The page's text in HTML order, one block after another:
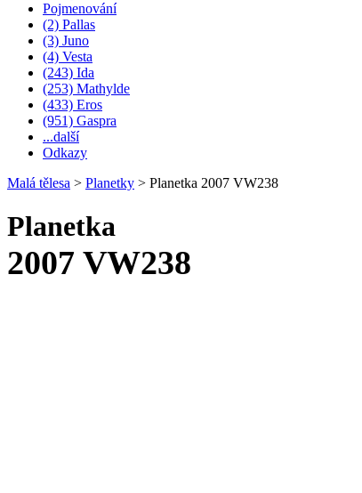
Pojmenování
(2) Pallas
(3) Juno
(4) Vesta
(243) Ida
(253) Mathylde
(433) Eros
(951) Gaspra
...další
Odkazy
Malá tělesa > Planetky > Planetka 2007 VW238
Planetka
2007 VW238